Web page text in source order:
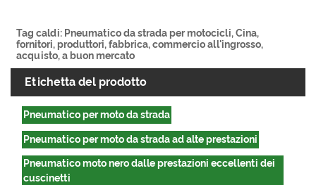
Tag caldi: Pneumatico da strada per motocicli, Cina,
fornitori, produttori, fabbrica, commercio all'ingrosso,
acquisto, a buon mercato
Etichetta del prodotto
Pneumatico per moto da strada
Pneumatico per moto da strada ad alte prestazioni
Pneumatico moto nero dalle prestazioni eccellenti dei
cuscinetti